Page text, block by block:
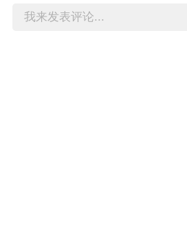
我来发表评论...